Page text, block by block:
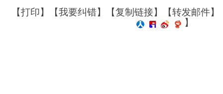
【打印】【我要纠错】【复制链接】【转发邮件】
】